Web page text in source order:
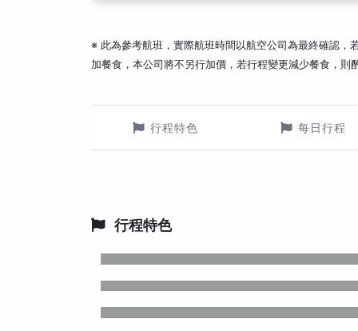
※ 此為參考航班，實際航班時間以航空公司為最終確認，
加餐食，本公司將不另行加價，若行程變更減少餐食，則
行程特色 每日行程
行程特色